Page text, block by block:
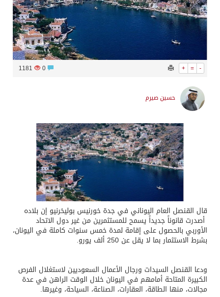
حرس الحدود ينفذ مبادرة لتنظيف قاع البحر في منطقة جازان
وصول الدفعة الثانية والسبعين من العائدين الفلسطينيين إلى رفح
+ = -
1181
حسين صيرم
قال القنصل العام اليوناني في جدة خورنيس بوليخرنيو إن بلاده
أصدرت قانوناً جديداً يسمح للمستثمرين من غير دول الاتحاد
الأوربي بالحصول على إقامة لمدة خمس سنوات كاملة في اليونان،
بشرط الاستثمار بما لا يقل عن 250 ألف يورو.
ودعا القنصل السيدات ورجال الأعمال السعوديين لاستغلال الفرص
الكبيرة المتاحة أمامهم في اليونان خلال الوقت الراهن في عدة
مجالات، منها الطاقة، العقارات، الصناعة، السياحة، وغيرها.